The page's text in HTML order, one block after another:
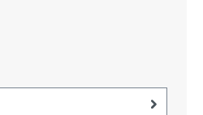
aktuell ausgewählt: